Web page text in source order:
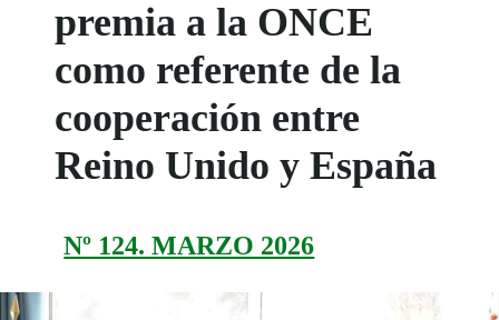
premia a la ONCE
como referente de la
cooperación entre
Reino Unido y España
Nº 124. MARZO 2026